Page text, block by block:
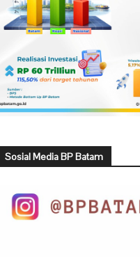
Sosial Media BP Batam